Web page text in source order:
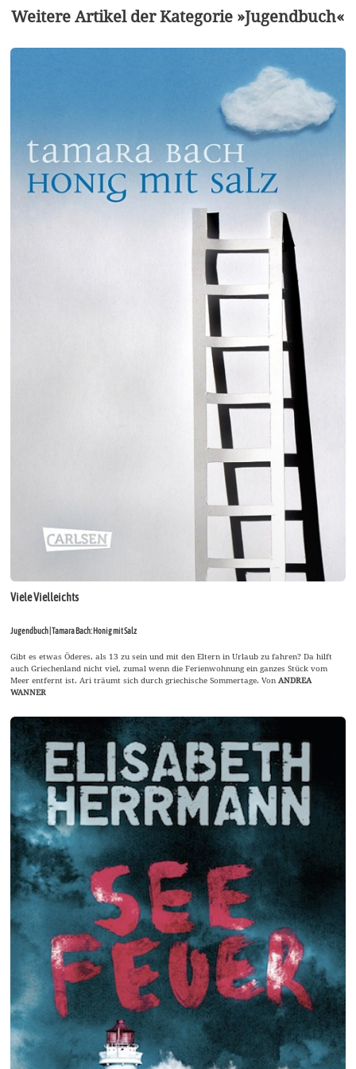
Weitere Artikel der Kategorie »Jugendbuch«
Viele Vielleichts
Jugendbuch | Tamara Bach: Honig mit Salz
Gibt es etwas Öderes, als 13 zu sein und mit den Eltern in Urlaub zu fahren? Da hilft
auch Griechenland nicht viel, zumal wenn die Ferienwohnung ein ganzes Stück vom
Meer entfernt ist. Ari träumt sich durch griechische Sommertage. VonANDREA
WANNER